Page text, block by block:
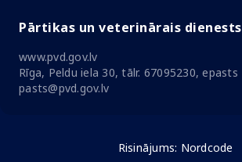
Pārtikas un veterinārais dienests
www.pvd.gov.lv
Rīga, Peldu iela 30, tālr. 67095230, epasts
pasts@pvd.gov.lv
Risinājums: Nordcode